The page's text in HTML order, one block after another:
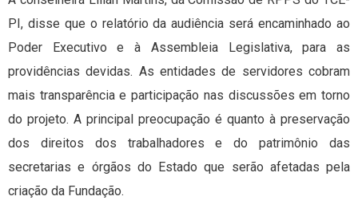
PI, disse que o relatório da audiência será encaminhado ao
Poder Executivo e à Assembleia Legislativa, para as
providências devidas. As entidades de servidores cobram
mais transparência e participação nas discussões em torno
do projeto. A principal preocupação é quanto à preservação
dos direitos dos trabalhadores e do patrimônio das
secretarias e órgãos do Estado que serão afetadas pela
criação da Fundação.